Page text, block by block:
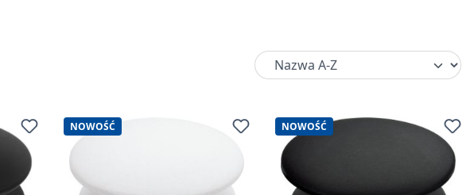
NOWOŚĆ NOWOŚĆ